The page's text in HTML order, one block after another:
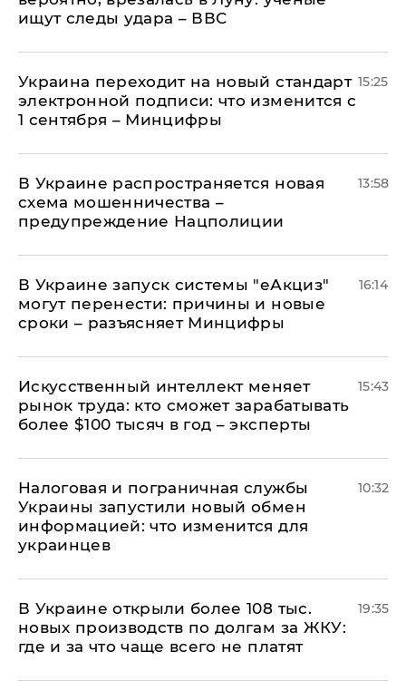
ищут следы удара – ВВС
Украина переходит на новый стандарт
электронной подписи: что изменится с
1 сентября – Минцифры
15:25
В Украине распространяется новая
схема мошенничества –
предупреждение Нацполиции
13:58
В Украине запуск системы "еАкциз"
могут перенести: причины и новые
сроки – разъясняет Минцифры
16:14
Искусственный интеллект меняет
рынок труда: кто сможет зарабатывать
более $100 тысяч в год – эксперты
15:43
Налоговая и пограничная службы
Украины запустили новый обмен
информацией: что изменится для
украинцев
10:32
В Украине открыли более 108 тыс.
новых производств по долгам за ЖКУ:
где и за что чаще всего не платят
19:35